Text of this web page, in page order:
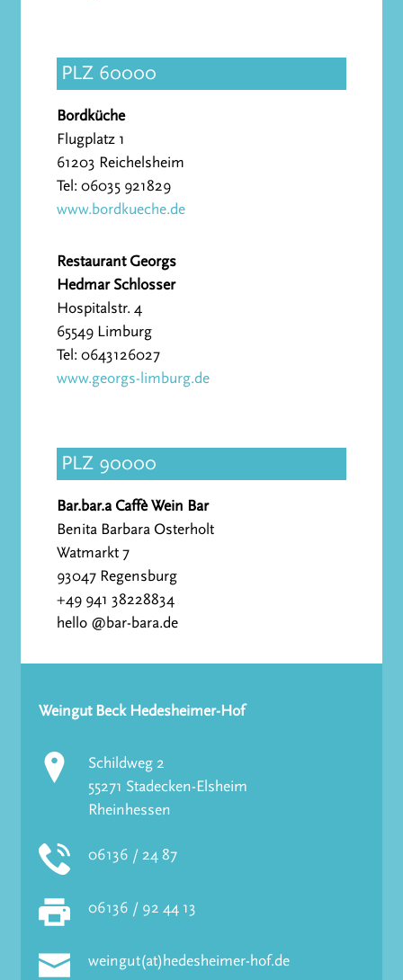
PLZ 60000
Bordküche
Flugplatz 1
61203 Reichelsheim
Tel: 06035 921829
www.bordkueche.de
Restaurant Georgs
Hedmar Schlosser
Hospitalstr. 4
65549 Limburg
Tel: 0643126027
www.georgs-limburg.de
PLZ 90000
Bar.bar.a Caffè Wein Bar
Benita Barbara Osterholt
Watmarkt 7
93047 Regensburg
+49 941 38228834
hello @bar-bara.de
Weingut Beck Hedesheimer-Hof
Schildweg 2
55271 Stadecken-Elsheim
Rheinhessen
06136 / 24 87
06136 / 92 44 13
weingut(at)hedesheimer-hof.de